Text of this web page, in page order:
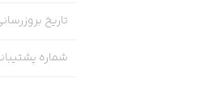
- سوپ
- سالاد
تاریخ
شماره